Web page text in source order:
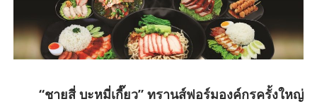
“ชายสี่ บะหมี่เกี๊ยว” ทรานส์ฟอร์มองค์กรครั้งใหญ่